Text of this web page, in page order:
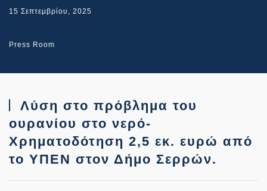
15 Σεπτεμβρίου, 2025
Press Room
Λύση στο πρόβλημα του
ουρανίου στο νερό-
Χρηματοδότηση 2,5 εκ. ευρώ από
το ΥΠΕΝ στον Δήμο Σερρών.